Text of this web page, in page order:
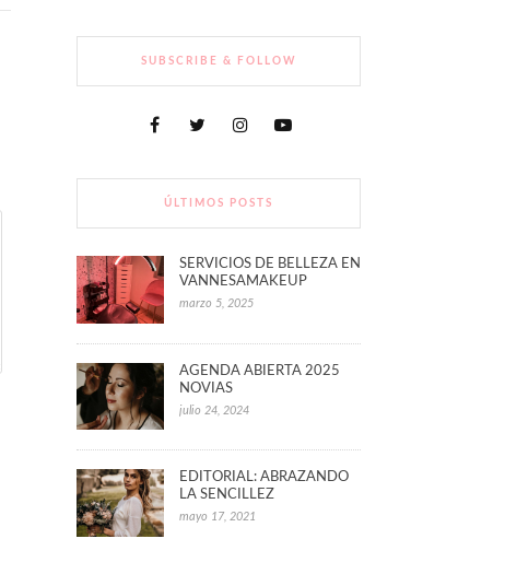
SUBSCRIBE & FOLLOW
ÚLTIMOS POSTS
SERVICIOS DE BELLEZA EN
VANNESAMAKEUP
marzo 5, 2025
AGENDA ABIERTA 2025
NOVIAS
julio 24, 2024
EDITORIAL: ABRAZANDO
LA SENCILLEZ
mayo 17, 2021